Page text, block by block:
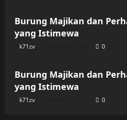
Burung Majikan dan
yang Istimewa
k71zv 0
Uncategorized
Burung Majikan dan
yang Istimewa
k71zv 0